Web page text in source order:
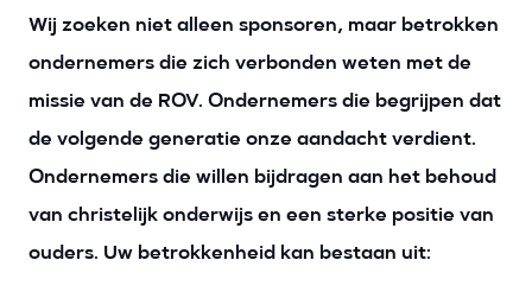
Wij zoeken niet alleen sponsoren, maar betrokken
ondernemers die zich verbonden weten met de
missie van de ROV. Ondernemers die begrijpen dat
de volgende generatie onze aandacht verdient.
Ondernemers die willen bijdragen aan het behoud
van christelijk onderwijs en een sterke positie van
ouders. Uw betrokkenheid kan bestaan uit: